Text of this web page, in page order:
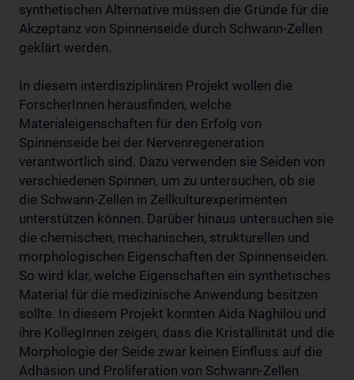
synthetischen Alternative müssen die Gründe für die
Akzeptanz von Spinnenseide durch Schwann-Zellen
geklärt werden.
In diesem interdisziplinären Projekt wollen die
ForscherInnen herausfinden, welche
Materialeigenschaften für den Erfolg von
Spinnenseide bei der Nervenregeneration
verantwortlich sind. Dazu verwenden sie Seiden von
verschiedenen Spinnen, um zu untersuchen, ob sie
die Schwann-Zellen in Zellkulturexperimenten
unterstützen können. Darüber hinaus untersuchen sie
die chemischen, mechanischen, strukturellen und
morphologischen Eigenschaften der Spinnenseiden.
So wird klar, welche Eigenschaften ein synthetisches
Material für die medizinische Anwendung besitzen
sollte. In diesem Projekt konnten Aida Naghilou und
ihre KollegInnen zeigen, dass die Kristallinität und die
Morphologie der Seide zwar keinen Einfluss auf die
Adhäsion und Proliferation von Schwann-Zellen